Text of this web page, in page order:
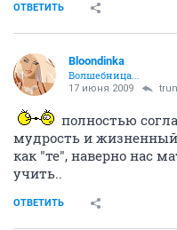
ОТВЕТИТЬ
Bloondinka
Волшебница...
17 июня 2009
полностью
мудрость и
как "те", наверно нас
учить..
ОТВЕТИТЬ